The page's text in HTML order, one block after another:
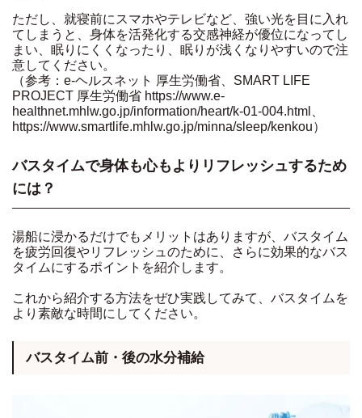
ただし、就寝前にスマホやテレビなど、強い光を目に入れ
てしまうと、身体を活発化する交感神経が優位になってし
まい、眠りにくくなったり、眠りが浅くなりやすいので注
意してください。
（参考：e-ヘルスネット 厚生労働省、SMART LIFE
PROJECT 厚生労働省 https://www.e-
healthnet.mhlw.go.jp/information/heart/k-01-004.html、
https://www.smartlife.mhlw.go.jp/minna/sleep/kenkou）
バスタイムで身体も心もよりリフレッシュするため
には？
湯船に浸かるだけでもメリットはありますが、バスタイム
を疲労回復やリフレッシュのために、さらに効果的なバス
タイムにするポイントを紹介します。
これから紹介する方法をぜひ実践してみて、バスタイムを
より素敵な時間にしてください。
バスタイム前・後の水分補給